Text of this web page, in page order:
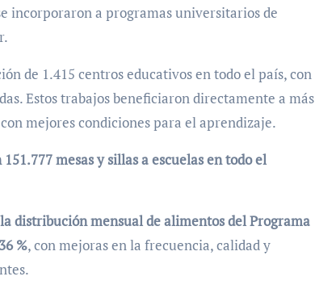
incorporaron a programas universitarios de
de 1.415 centros educativos en todo el país, con
Estos trabajos beneficiaron directamente a más
mejores condiciones para el aprendizaje.
mesas y sillas a escuelas en todo el
distribución mensual de alimentos del Programa
%, con mejoras en la frecuencia, calidad y